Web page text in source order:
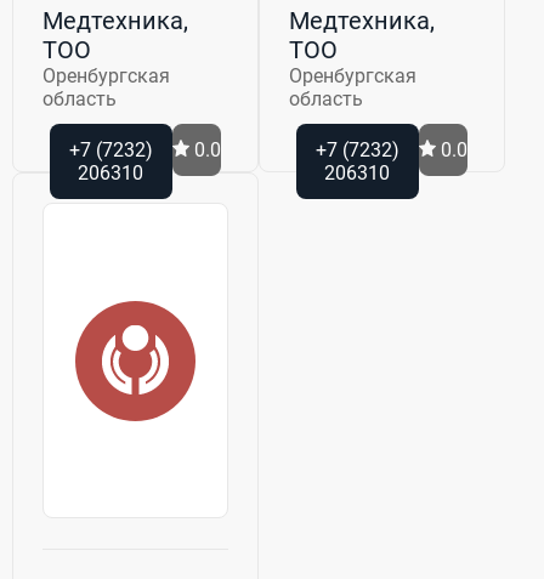
Медтехника,
ТОО
Оренбургская
область
+7 (7232)
206310
0.0
Медтехника,
ТОО
Оренбургская
область
+7 (7232)
206310
0.0